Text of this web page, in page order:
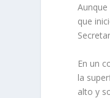
que
En un
la
alto y